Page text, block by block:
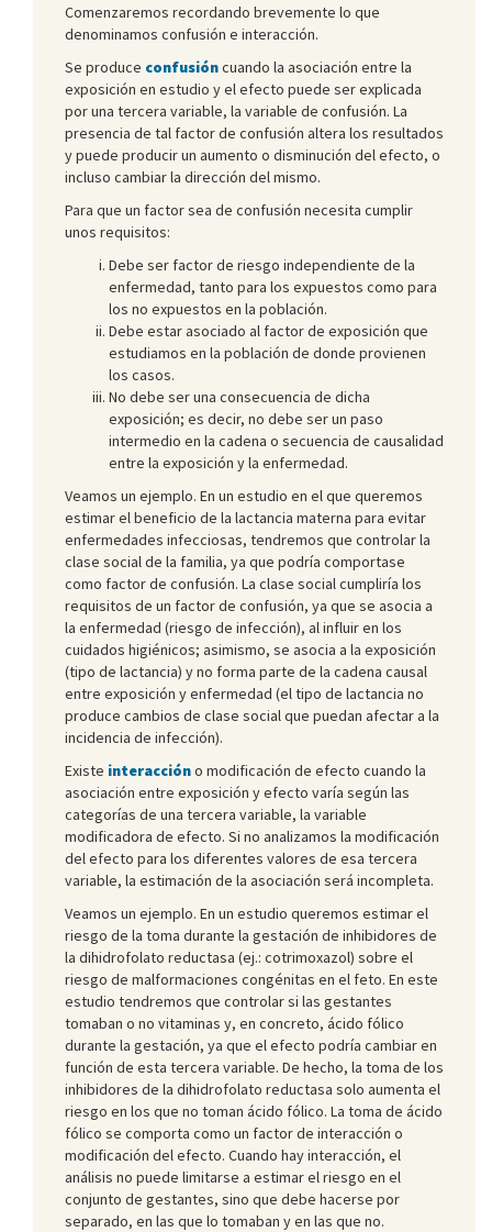
Comenzaremos recordando brevemente lo que
denominamos confusión e interacción.
Se produce confusióncuando la asociación entre la
exposición en estudio y el efecto puede ser explicada
por una tercera variable, la variable de confusión. La
presencia de tal factor de confusión altera los resultados
y puede producir un aumento o disminución del efecto, o
incluso cambiar la dirección del mismo.
Para que un factor sea de confusión necesita cumplir
unos requisitos:
Debe ser factor de riesgo independiente de la
enfermedad, tanto para los expuestos como para
los no expuestos en la población.
Debe estar asociado al factor de exposición que
estudiamos en la población de donde provienen
los casos.
No debe ser una consecuencia de dicha
exposición; es decir, no debe ser un paso
intermedio en la cadena o secuencia de causalidad
entre la exposición y la enfermedad.
Veamos un ejemplo. En un estudio en el que queremos
estimar el beneficio de la lactancia materna para evitar
enfermedades infecciosas, tendremos que controlar la
clase social de la familia, ya que podría comportase
como factor de confusión. La clase social cumpliría los
requisitos de un factor de confusión, ya que se asocia a
la enfermedad (riesgo de infección), al influir en los
cuidados higiénicos; asimismo, se asocia a la exposición
(tipo de lactancia) y no forma parte de la cadena causal
entre exposición y enfermedad (el tipo de lactancia no
produce cambios de clase social que puedan afectar a la
incidencia de infección).
Existe interaccióno modificación de efecto cuando la
asociación entre exposición y efecto varía según las
categorías de una tercera variable, la variable
modificadora de efecto. Si no analizamos la modificación
del efecto para los diferentes valores de esa tercera
variable, la estimación de la asociación será incompleta.
Veamos un ejemplo. En un estudio queremos estimar el
riesgo de la toma durante la gestación de inhibidores de
la dihidrofolato reductasa (ej.: cotrimoxazol) sobre el
riesgo de malformaciones congénitas en el feto. En este
estudio tendremos que controlar si las gestantes
tomaban o no vitaminas y, en concreto, ácido fólico
durante la gestación, ya que el efecto podría cambiar en
función de esta tercera variable. De hecho, la toma de los
inhibidores de la dihidrofolato reductasa solo aumenta el
riesgo en los que no toman ácido fólico. La toma de ácido
fólico se comporta como un factor de interacción o
modificación del efecto. Cuando hay interacción, el
análisis no puede limitarse a estimar el riesgo en el
conjunto de gestantes, sino que debe hacerse por
separado, en las que lo tomaban y en las que no.